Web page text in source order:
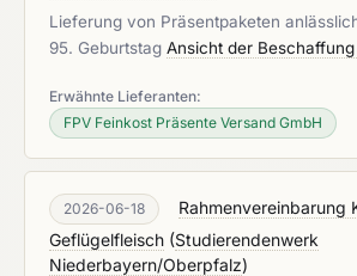
Lieferung von Präsentpaketen
95. Geburtstag Ansicht der Beschaffung
Erwähnte Lieferanten:
FPV Feinkost Präsente Versand GmbH
2026-06-18
Rahmenvereinbarung
Geflügelfleisch (Studierendenwerk
Niederbayern/Oberpfalz)